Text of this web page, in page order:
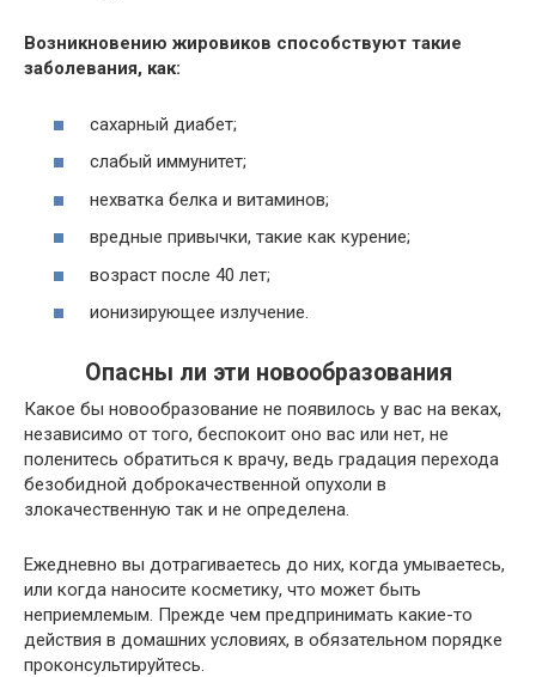
Возникновению жировиков способствуют такие
заболевания, как:
сахарный диабет;
слабый иммунитет;
нехватка белка и витаминов;
вредные привычки, такие как курение;
возраст после 40 лет;
ионизирующее излучение.
Опасны ли эти новообразования
Какое бы новообразование не появилось у вас на веках,
независимо от того, беспокоит оно вас или нет, не
поленитесь обратиться к врачу, ведь градация перехода
безобидной доброкачественной опухоли в
злокачественную так и не определена.
Ежедневно вы дотрагиваетесь до них, когда умываетесь,
или когда наносите косметику, что может быть
неприемлемым. Прежде чем предпринимать какие-то
действия в домашних условиях, в обязательном порядке
проконсультируйтесь.